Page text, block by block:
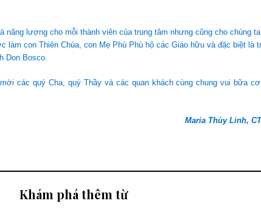
năng lượng cho mỗi thành viên của trung tâm nhưng cũng cho chúng
làm con Thiên Chúa, con Mẹ Phù Phù hộ các Giáo hữu và đặc biệt là
Don Bosco.
các quý Cha, quý Thầy và các quan khách cùng chung vui bữa
Maria Thùy Linh,
Khám phá thêm từ